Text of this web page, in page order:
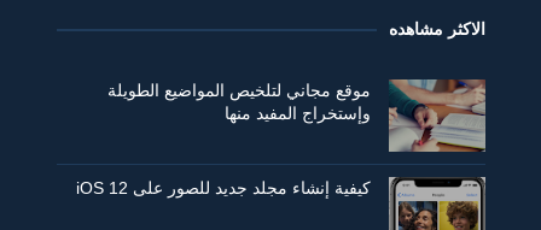
الاكثر مشاهده
موقع مجاني لتلخيص المواضيع الطويلة
وإستخراج المفيد منها
كيفية إنشاء مجلد جديد للصور على iOS 12